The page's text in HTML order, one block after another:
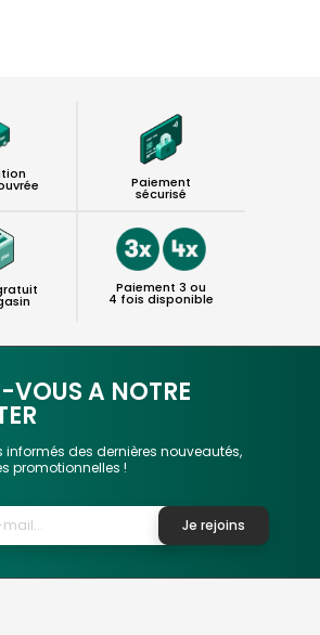
Paiement
sécurisé
Paiement 3 ou
4 fois disponible
VOUS A NOTRE
informés des dernières nouveautés,
promotionnelles !
Je rejoins